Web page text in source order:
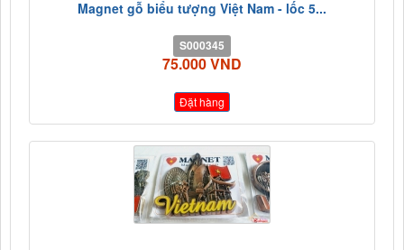
Magnet gỗ biểu tượng Việt Nam - lốc 5...
S000345
75.000 VND
Đặt hàng